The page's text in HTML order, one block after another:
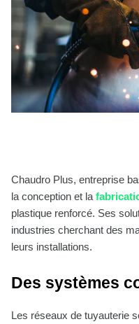
Chaudro Plus, entreprise
la conception et la
plastique renforcé. Ses
industries cherchant des
leurs installations.
Des systèmes
Les réseaux de tuyauterie